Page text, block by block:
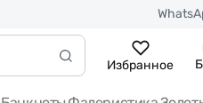
Избранное